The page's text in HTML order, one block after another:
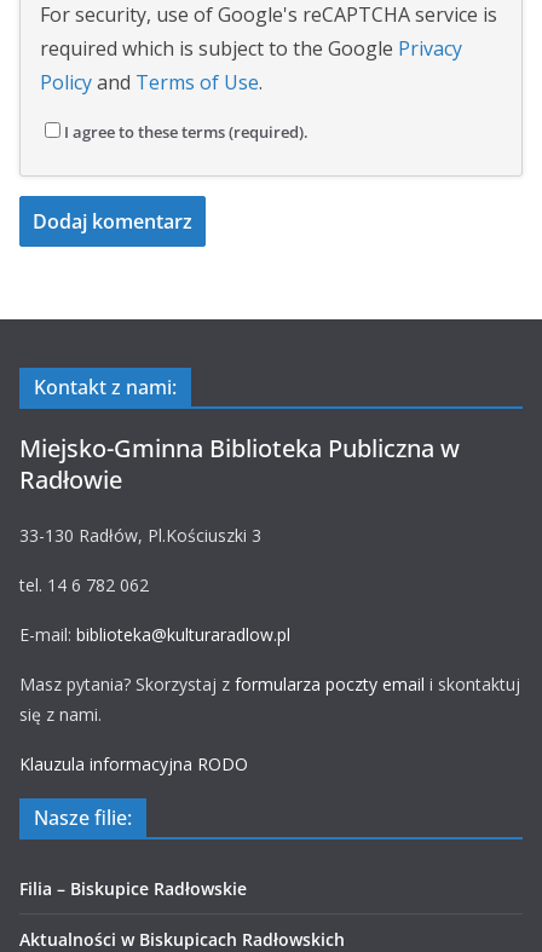
For security, use of Google's reCAPTCHA service is
required which is subject to the Google Privacy
Policyand Terms of Use.
I agree to these terms (required).
Kontakt z nami:
Miejsko-Gminna Biblioteka Publiczna w
Radłowie
33-130 Radłów, Pl.Kościuszki 3
tel. 14 6 782 062
E-mail: biblioteka@kulturaradlow.pl
Masz pytania? Skorzystaj z formularza poczty email i skontaktuj
się z nami.
Klauzula informacyjna RODO
Nasze filie:
Filia – Biskupice Radłowskie
Aktualności w Biskupicach Radłowskich